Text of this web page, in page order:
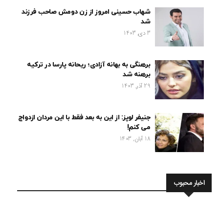
شهاب حسینی امروز از زن دومش صاحب فرزند
شد
3 دی, 1403
برهنگی به بهانه آزادی؛ ریحانه پارسا در ترکیه
برهنه شد
29 آذر, 1403
جنیفر لوپز: از این به بعد فقط با این مردان ازدواج
می کنم!
18 آبان, 1403
اخبار محبوب